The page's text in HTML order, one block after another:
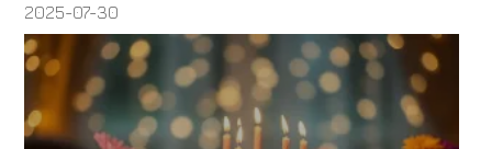
2025-07-30